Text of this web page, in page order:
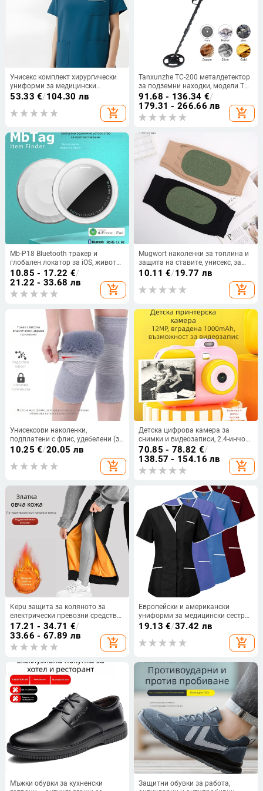
Унисекс комплект хирургически
униформи за медицински
персонал, къс ръкав, топ с кръгло
53.33 €/104.30 лв
add_shopping_cart
Tanxunzhe TC-200 металдетектор
за подземни находки, модели TC-
200/TC-300, обхват 1–25 cm,
звуков сигнал, захранване 9V,
тегло 1300 g
91.68 - 136.34 €/
179.31 - 266.66 лв
add_shopping_cart
Mb-P18 Bluetooth тракер и
глобален локатор за iOS, живот
на батерията 1 година, тегло 9 g
10.85 - 17.22 €/
21.22 - 33.68 лв
add_shopping_cart
Mugwort наколенки за топлина и
защита на ставите, унисекс, за
възрастни, есенно-зимно
колоездене, пускане пролет 2025
10.11 €/19.77 лв
add_shopping_cart
Унисексови наколенки,
подплатени с флис, удебелени (за
възрастни, пролет 2025)
10.25 €/20.05 лв
add_shopping_cart
Детска цифрова камера за
снимки и видеозаписи, 2.4-инчов
LCD, TF карта, подходяща за деца,
пусната през 2024.8
70.85 - 78.82 €/
138.57 - 154.16 лв
add_shopping_cart
Kepu защита за коляното за
електрически превозни средства
– ветроустойчива зимна защита
за каране на мотоциклет и
електрически скутер, за
възрастни, модел KP-HJRHX-040
17.21 - 34.71 €/
33.66 - 67.89 лв
add_shopping_cart
Европейски и американски
униформи за медицински сестри,
униформи за персонала в
санитария, дрехи за миене на
ръце, памучни дрехи за грижа за
ръкав, дропшипинг
19.13 €/37.42 лв
add_shopping_cart
Мъжки обувки за кухненски
Защитни обувки за работа,